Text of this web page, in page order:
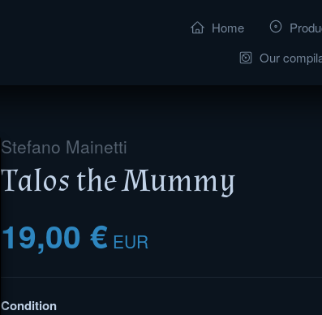
Home
Our
Stefano Mainetti
Talos the Mummy
19,00 € EUR
Condition